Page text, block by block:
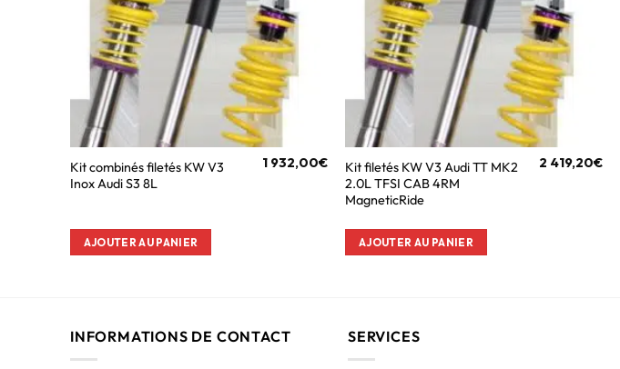
Kit combinés filetés KW V3
Inox Audi S3 8L
1 932,00€
AJOUTER AU PANIER
Kit filetés KW V3 Audi TT MK2
2.0L TFSI CAB 4RM
MagneticRide
2 419,20€
AJOUTER AU PANIER
INFORMATIONS DE CONTACT SERVICES